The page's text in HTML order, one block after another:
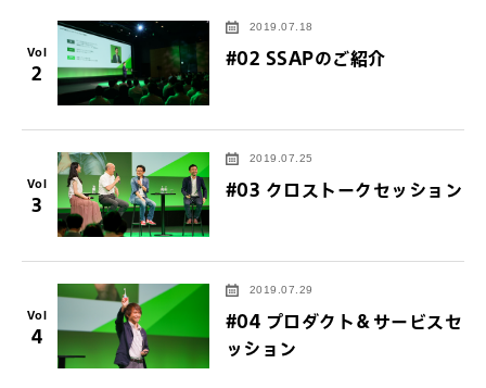
Vol
2
2019.07.18
#02 SSAPのご紹介
Vol
3
2019.07.25
#03 クロストークセッション
Vol
4
2019.07.29
#04 プロダクト＆サービスセ
ッション